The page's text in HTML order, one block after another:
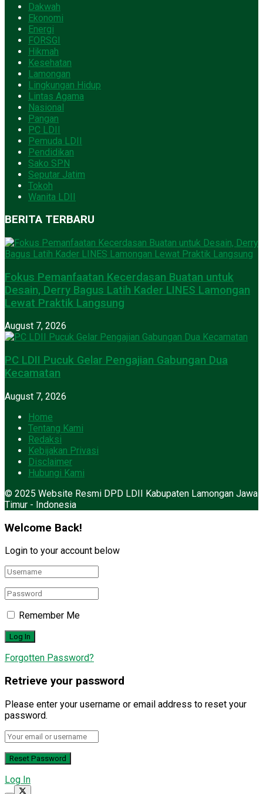
Dakwah
Ekonomi
Energi
FORSGI
Hikmah
Kesehatan
Lamongan
Lingkungan Hidup
Lintas Agama
Nasional
Pangan
PC LDII
Pemuda LDII
Pendidikan
Sako SPN
Seputar Jatim
Tokoh
Wanita LDII
BERITA TERBARU
Fokus Pemanfaatan Kecerdasan Buatan untuk
Desain, Derry Bagus Latih Kader LINES Lamongan
Lewat Praktik Langsung
August 7, 2026
PC LDII Pucuk Gelar Pengajian Gabungan Dua
Kecamatan
August 7, 2026
Home
Tentang Kami
Redaksi
Kebijakan Privasi
Disclaimer
Hubungi Kami
© 2025 Website Resmi DPD LDII Kabupaten Lamongan Jawa
Timur - Indonesia
Welcome Back!
Login to your account below
Remember Me
Forgotten Password?
Retrieve your password
Please enter your username or email address to reset your
password.
Log In